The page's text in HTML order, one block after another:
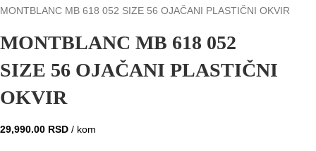
MONTBLANC MB 618 052 SIZE 56 OJAČANI PLASTIČNI OKVIR
MONTBLANC MB 618 052
SIZE 56 OJAČANI PLASTIČNI
OKVIR
29,990.00 RSD / kom